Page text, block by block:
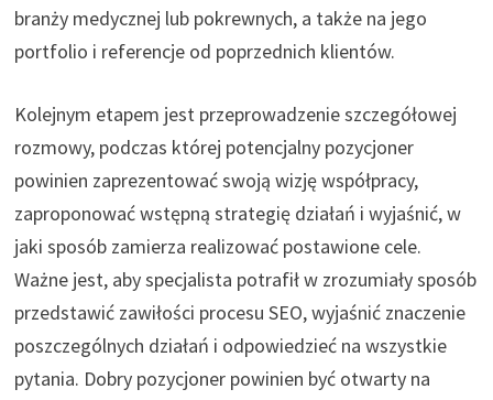
branży medycznej lub pokrewnych, a także na jego
portfolio i referencje od poprzednich klientów.
Kolejnym etapem jest przeprowadzenie szczegółowej
rozmowy, podczas której potencjalny pozycjoner
powinien zaprezentować swoją wizję współpracy,
zaproponować wstępną strategię działań i wyjaśnić, w
jaki sposób zamierza realizować postawione cele.
Ważne jest, aby specjalista potrafił w zrozumiały sposób
przedstawić zawiłości procesu SEO, wyjaśnić znaczenie
poszczególnych działań i odpowiedzieć na wszystkie
pytania. Dobry pozycjoner powinien być otwarty na